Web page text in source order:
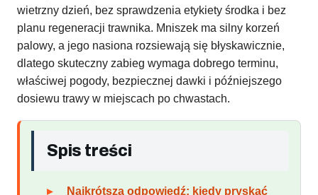
wietrzny dzień, bez sprawdzenia etykiety środka i bez
planu regeneracji trawnika. Mniszek ma silny korzeń
palowy, a jego nasiona rozsiewają się błyskawicznie,
dlatego skuteczny zabieg wymaga dobrego terminu,
właściwej pogody, bezpiecznej dawki i późniejszego
dosiewu trawy w miejscach po chwastach.
Spis treści
Najkrótsza odpowiedź: kiedy pryskać